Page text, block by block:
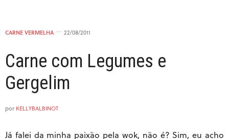
CARNE VERMELHA 22/08/2011
Carne com Legumes e
Gergelim
por KELLYBALBINOT
Já falei da minha paixão pela wok, não é? Sim, eu acho